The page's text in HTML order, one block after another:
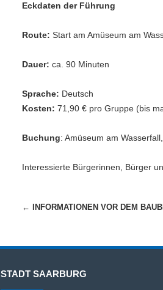
Eckdaten der Führung
Route: Start am Amüseum am
Dauer: ca. 90 Minuten
Sprache: Deutsch
Kosten: 71,90 € pro Gruppe (bis
Buchung: Amüseum am
Interessierte Bürgerinnen, Bürger
Beitragsnavigation
← INFORMATIONEN VOR DEM
STADT SAARBURG